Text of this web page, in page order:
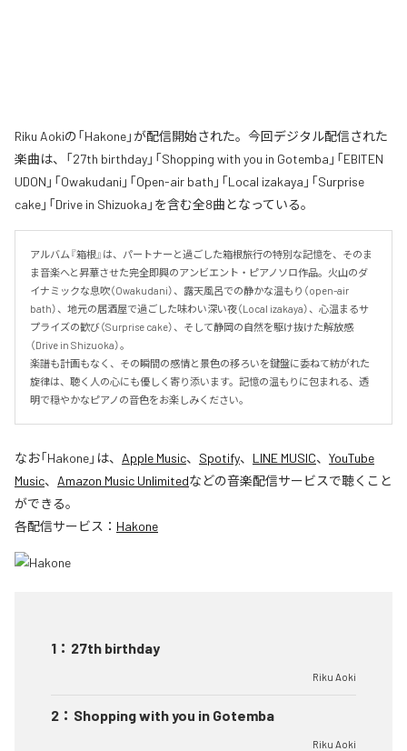
Riku Aokiの「Hakone」が配信開始された。今回デジタル配信された
楽曲は、「27th birthday」「Shopping with you in Gotemba」「EBITEN
UDON」「Owakudani」「Open-air bath」「Local izakaya」「Surprise
cake」「Drive in Shizuoka」を含む全8曲となっている。
アルバム『箱根』は、パートナーと過ごした箱根旅行の特別な記憶を、そのま
ま音楽へと昇華させた完全即興のアンビエント・ピアノソロ作品。火山のダ
イナミックな息吹（Owakudani）、露天風呂での静かな温もり（open-air
bath）、地元の居酒屋で過ごした味わい深い夜（Local izakaya）、心温まるサ
プライズの歓び（Surprise cake）、そして静岡の自然を駆け抜けた解放感
（Drive in Shizuoka）。
楽譜も計画もなく、その瞬間の感情と景色の移ろいを鍵盤に委ねて紡がれた
旋律は、聴く人の心にも優しく寄り添います。記憶の温もりに包まれる、透
明で穏やかなピアノの音色をお楽しみください。
なお「Hakone」は、 Apple Music、 Spotify、 LINE MUSIC、 YouTube
Music、 Amazon Music Unlimitedなどの音楽配信サービスで聴くこと
ができる。
各配信サービス： Hakone
1 ： 27th birthday
Riku Aoki
2 ： Shopping with you in Gotemba
Riku Aoki